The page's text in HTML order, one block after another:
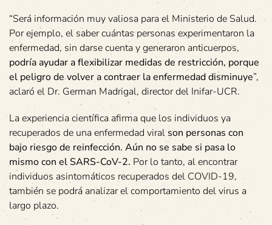
“Será información muy valiosa para el Ministerio de Salud.
Por ejemplo, el saber cuántas personas experimentaron la
enfermedad, sin darse cuenta y generaron anticuerpos,
podría ayudar a flexibilizar medidas de restricción, porque
el peligro de volver a contraer la enfermedad disminuye”,
aclaró el Dr. German Madrigal, director del Inifar-UCR.
La experiencia científica afirma que los individuos ya
recuperados de una enfermedad viralson personas con
bajo riesgo de reinfección. Aún no se sabe si pasa lo
mismo con el SARS-CoV-2. Por lo tanto, al encontrar
individuos asintomáticos recuperados del COVID-19,
también se podrá analizar el comportamiento del virus a
largo plazo.